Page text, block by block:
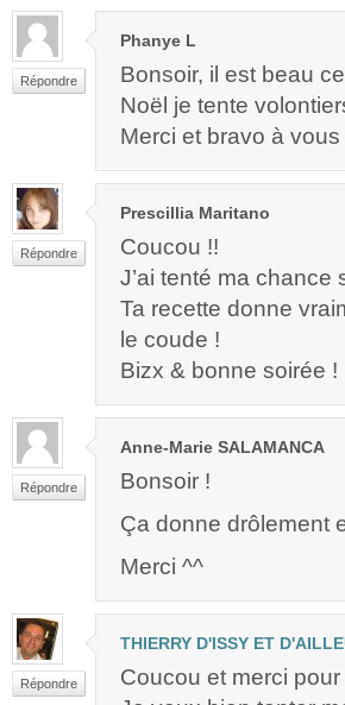
Répondre
Phanye L
Bonsoir, il est beau
Noël je tente
Merci et bravo à vous
Répondre
Prescillia Maritano
Coucou !!
J’ai tenté ma
Ta recette donne
le coude !
Bizx & bonne soirée !
Répondre
Anne-Marie SALAMANCA
Bonsoir !
Ça donne drôlement
Merci ^^
Répondre
THIERRY D'ISSY ET
Coucou et merci